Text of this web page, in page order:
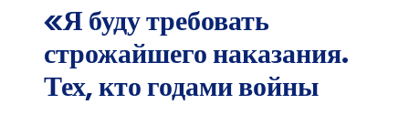
«Я буду требовать
строжайшего наказания.
Тех, кто годами войны